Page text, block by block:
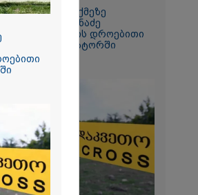
ავალიანის საქმეზე
ნია იმნაძე
ზაჰესის დროებითი
იზოლატორში